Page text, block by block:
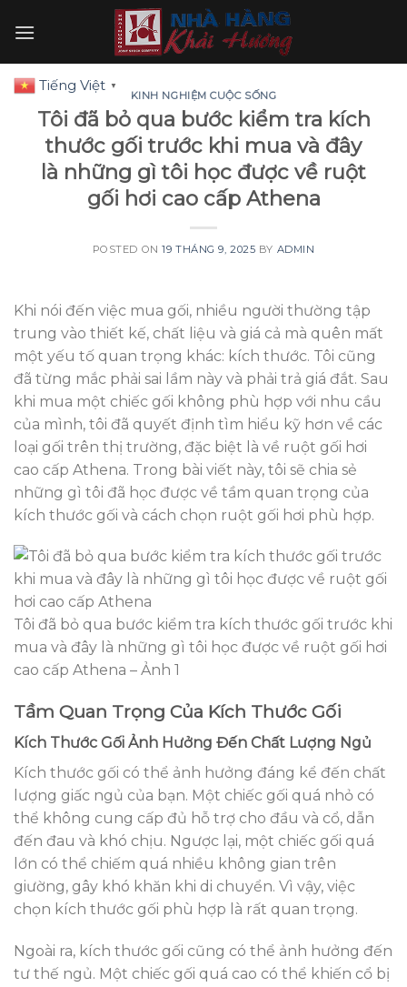
KINH NGHIỆM CUỘC SỐNG
Tôi đã bỏ qua bước kiểm tra kích
thước gối trước khi mua và đây
là những gì tôi học được về ruột
gối hơi cao cấp Athena
POSTED ON19 THÁNG 9, 2025 BY ADMIN
Khi nói đến việc mua gối, nhiều người thường tập
trung vào thiết kế, chất liệu và giá cả mà quên mất
một yếu tố quan trọng khác: kích thước. Tôi cũng
đã từng mắc phải sai lầm này và phải trả giá đắt. Sau
khi mua một chiếc gối không phù hợp với nhu cầu
của mình, tôi đã quyết định tìm hiểu kỹ hơn về các
loại gối trên thị trường, đặc biệt là về ruột gối hơi
cao cấp Athena. Trong bài viết này, tôi sẽ chia sẻ
những gì tôi đã học được về tầm quan trọng của
kích thước gối và cách chọn ruột gối hơi phù hợp.
Tôi đã bỏ qua bước kiểm tra kích thước gối trước khi
mua và đây là những gì tôi học được về ruột gối hơi
cao cấp Athena – Ảnh 1
Tầm Quan Trọng Của Kích Thước Gối
Kích Thước Gối Ảnh Hưởng Đến Chất Lượng Ngủ
Kích thước gối có thể ảnh hưởng đáng kể đến chất
lượng giấc ngủ của bạn. Một chiếc gối quá nhỏ có
thể không cung cấp đủ hỗ trợ cho đầu và cổ, dẫn
đến đau và khó chịu. Ngược lại, một chiếc gối quá
lớn có thể chiếm quá nhiều không gian trên
giường, gây khó khăn khi di chuyển. Vì vậy, việc
chọn kích thước gối phù hợp là rất quan trọng.
Ngoài ra, kích thước gối cũng có thể ảnh hưởng đến
tư thế ngủ. Một chiếc gối quá cao có thể khiến cổ bị
Tiếng Việt ▼